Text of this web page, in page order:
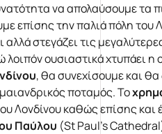
να απολαύσουμε τα
επίσης την παλιά πόλη του
αλλά στεγάζει τις
ουσιαστικά χτυπάει
, θα συνεχίσουμε και
ποταμός. Το
Λονδίνου καθώς επίσης
Παύλου (St Paul’s